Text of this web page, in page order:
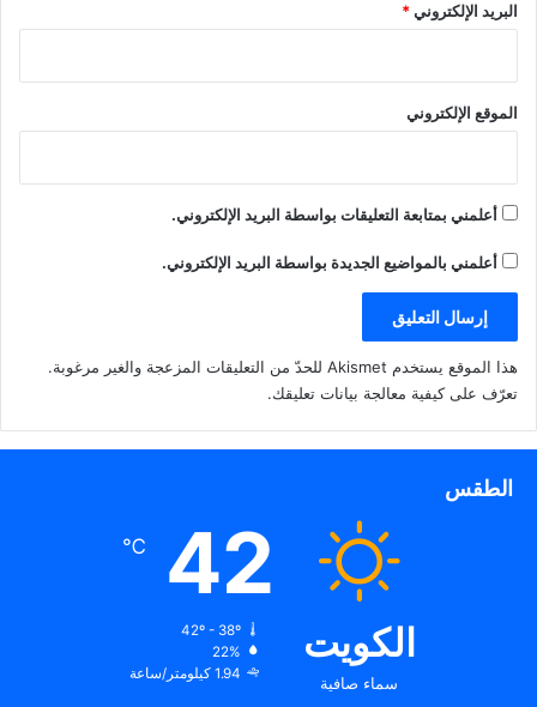
البريد الإلكتروني*
الموقع الإلكتروني
أعلمني بمتابعة التعليقات بواسطة البريد الإلكتروني.
أعلمني بالمواضيع الجديدة بواسطة البريد الإلكتروني.
هذا الموقع يستخدم Akismet للحدّ من التعليقات المزعجة والغير مرغوبة.
تعرّف على كيفية معالجة بيانات تعليقك.
الطقس
الكويت
سماء صافية
42
℃
42º - 38º
22%
1.94 كيلومتر/ساعة